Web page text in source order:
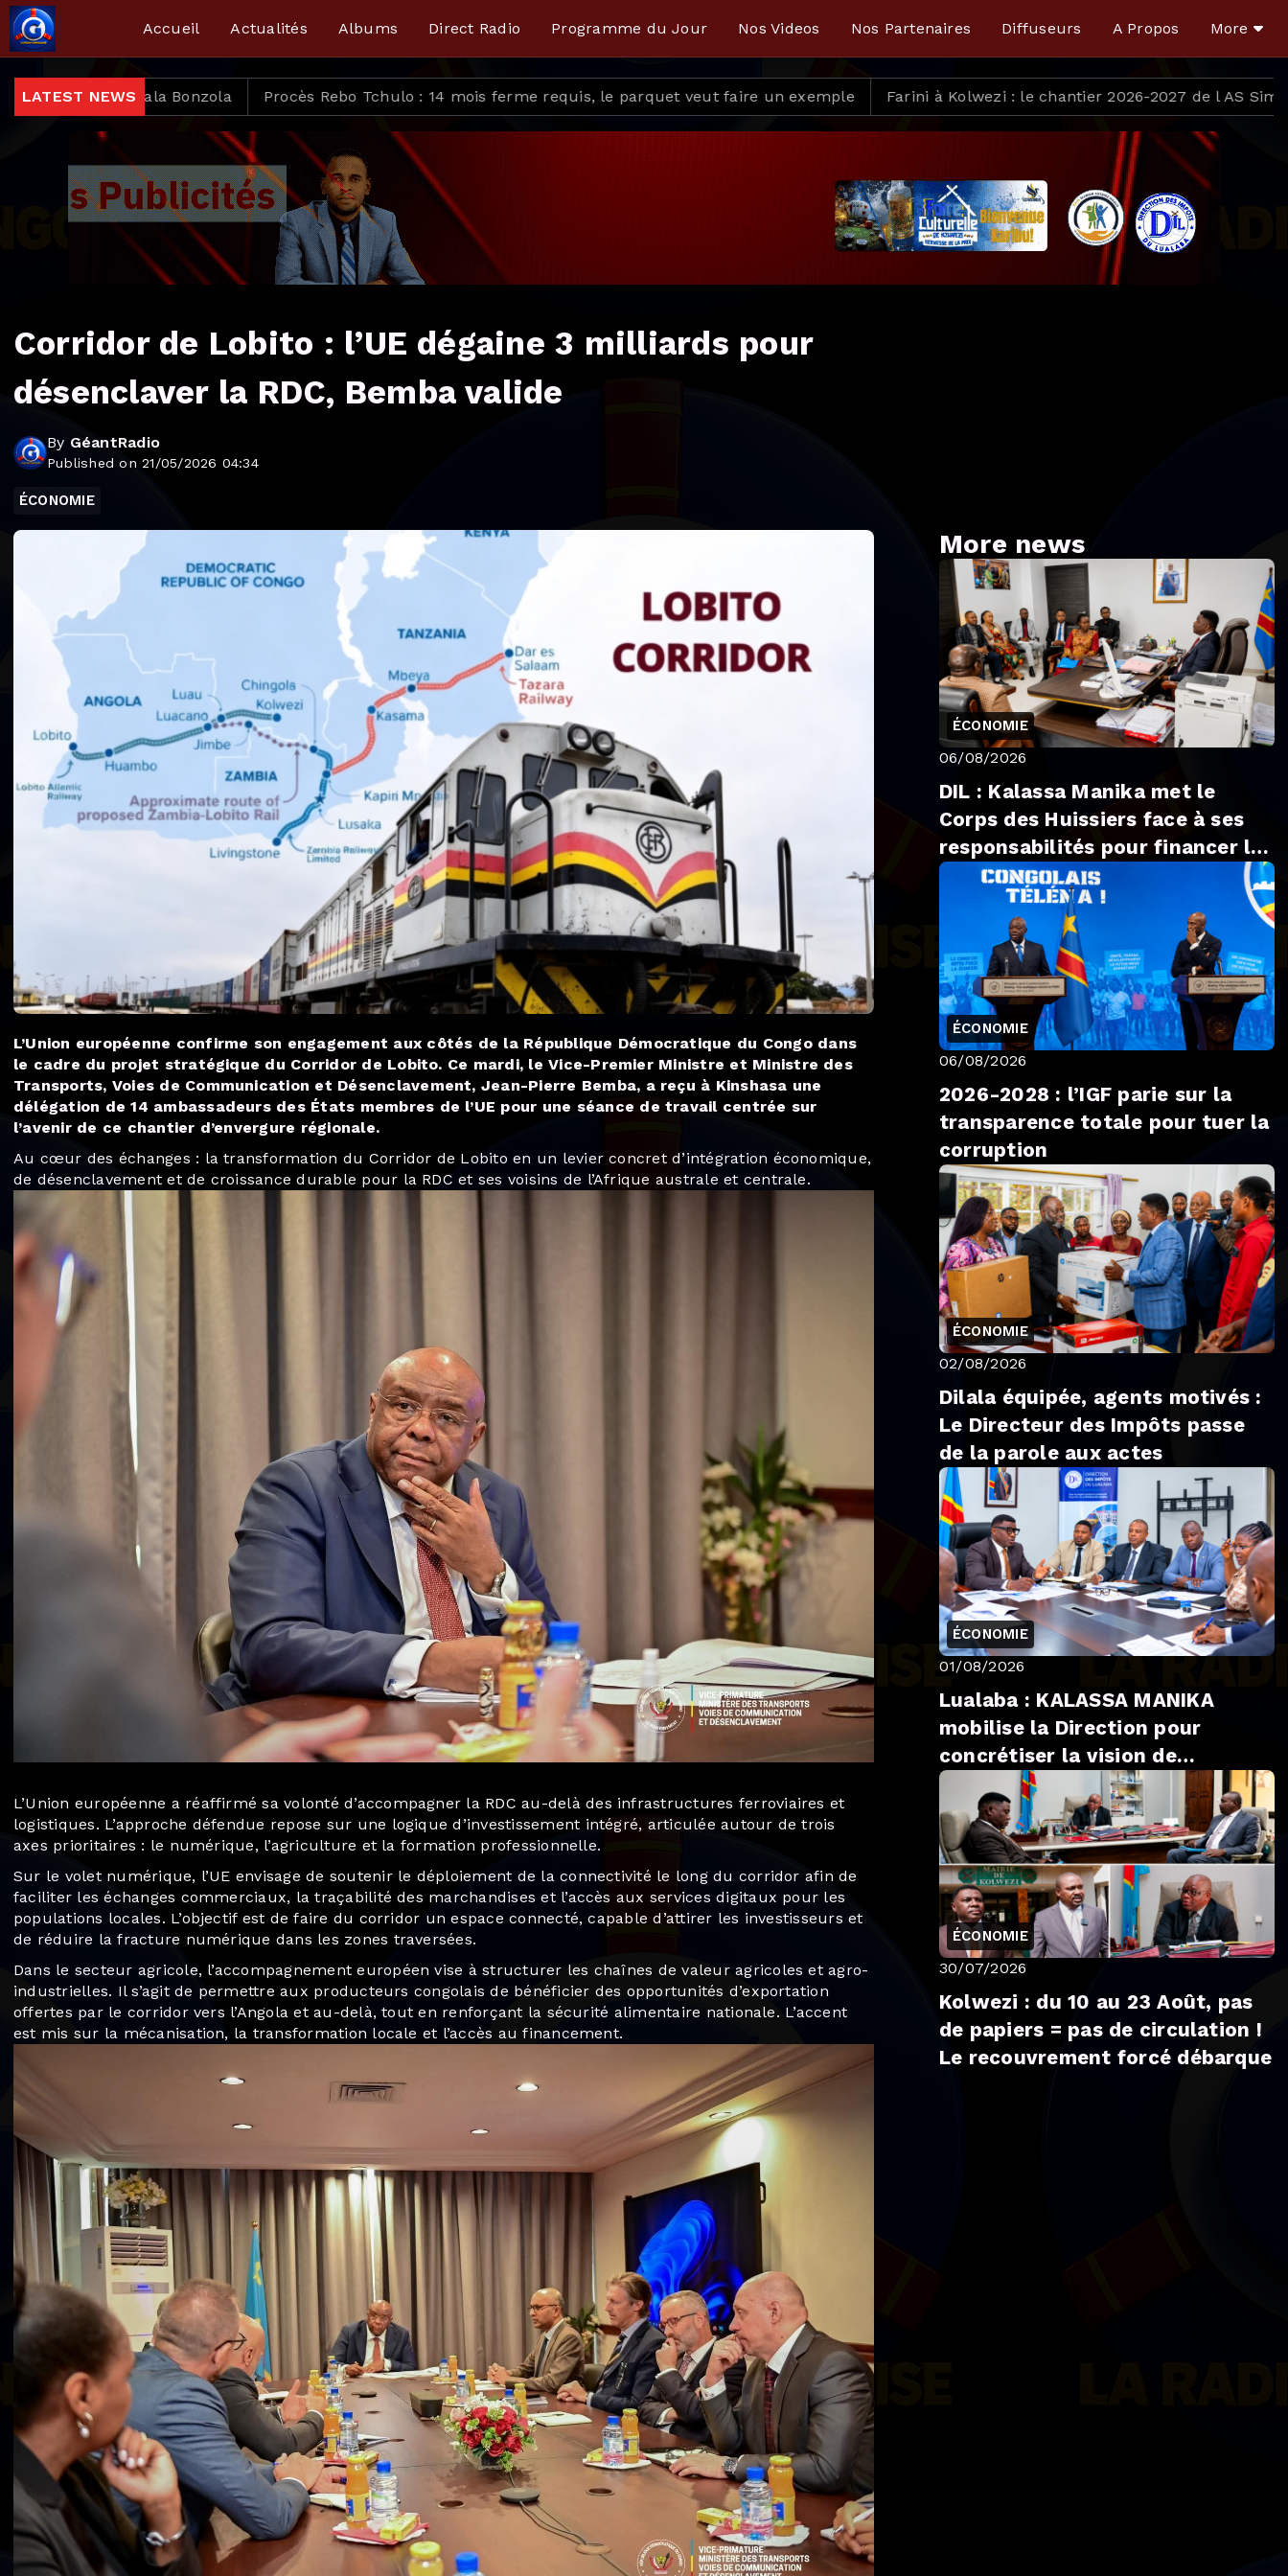
Accueil Actualités Albums Direct Radio Programme du Jour Nos Videos Nos Partenaires Diffuseurs A Propos More
LATEST NEWS
Procès Rebo Tchulo : 14 mois ferme requis, le parquet veut faire un exemple Farini à Kolwezi : le chantier 2026-2027 de l AS Simba est lancé avant même
Corridor de Lobito : l’UE dégaine 3 milliards pour
désenclaver la RDC, Bemba valide
By GéantRadio
Published on 21/05/2026 04:34
ÉCONOMIE
L’Union européenne confirme son engagement aux côtés de la République Démocratique du Congo dans
le cadre du projet stratégique du Corridor de Lobito. Ce mardi, le Vice-Premier Ministre et Ministre des
Transports, Voies de Communication et Désenclavement, Jean-Pierre Bemba, a reçu à Kinshasa une
délégation de 14 ambassadeurs des États membres de l’UE pour une séance de travail centrée sur
l’avenir de ce chantier d’envergure régionale.
Au cœur des échanges : la transformation du Corridor de Lobito en un levier concret d’intégration économique,
de désenclavement et de croissance durable pour la RDC et ses voisins de l’Afrique australe et centrale.
L’Union européenne a réaffirmé sa volonté d’accompagner la RDC au-delà des infrastructures ferroviaires et
logistiques. L’approche défendue repose sur une logique d’investissement intégré, articulée autour de trois
axes prioritaires : le numérique, l’agriculture et la formation professionnelle.
Sur le volet numérique, l’UE envisage de soutenir le déploiement de la connectivité le long du corridor afin de
faciliter les échanges commerciaux, la traçabilité des marchandises et l’accès aux services digitaux pour les
populations locales. L’objectif est de faire du corridor un espace connecté, capable d’attirer les investisseurs et
de réduire la fracture numérique dans les zones traversées.
Dans le secteur agricole, l’accompagnement européen vise à structurer les chaînes de valeur agricoles et agro-
industrielles. Il s’agit de permettre aux producteurs congolais de bénéficier des opportunités d’exportation
offertes par le corridor vers l’Angola et au-delà, tout en renforçant la sécurité alimentaire nationale. L’accent
est mis sur la mécanisation, la transformation locale et l’accès au financement.
More news
ÉCONOMIE
06/08/2026
DIL : Kalassa Manika met le
Corps des Huissiers face à ses
responsabilités pour financer le
développement du Lualaba
ÉCONOMIE
06/08/2026
2026-2028 : l’IGF parie sur la
transparence totale pour tuer la
corruption
ÉCONOMIE
02/08/2026
Dilala équipée, agents motivés :
Le Directeur des Impôts passe
de la parole aux actes
ÉCONOMIE
01/08/2026
Lualaba : KALASSA MANIKA
mobilise la Direction pour
concrétiser la vision de
modernisation de Fifi MASUKA
SAINI
ÉCONOMIE
30/07/2026
Kolwezi : du 10 au 23 Août, pas
de papiers = pas de circulation !
Le recouvrement forcé débarque